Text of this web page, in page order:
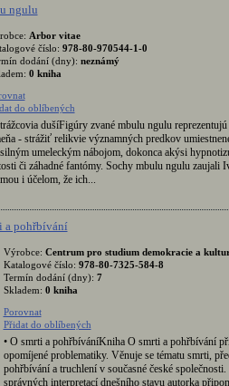
ngulu
Arbor vitae
číslo: 978-80-970544-1-0
dodání (dny): neznámý
0 kniha
do oblíbených
dušíFigúry zvané mbulu ngulu
- strážiť relikvie významných predkov
umeleckým nábojom, dokonca akýsi
či záhadné fantómy. Sochy mbulu ngulu zaujali
i účelom, že ich...
a pohřbívání
Výrobce: Centrum pro studium demokracie a
Katalogové číslo: 978-80-7325-584-8
Termín dodání (dny): 7
Skladem: 0 kniha
Porovnat
Přidat do oblíbených
• O smrti a pohřbíváníKniha O smrti a pohřbívání
opomíjené problematiky. Věnuje se tématu smrti,
pohřbívání a truchlení v současné české
správných interpretací dnešního stavu autorka